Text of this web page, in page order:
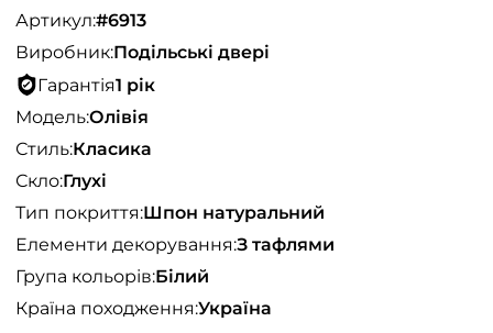
Артикул:#6913
Виробник:Подільські двері
Гарантія1 рік
Модель:Олівія
Стиль:Класика
Скло:Глухі
Тип покриття:Шпон натуральний
Елементи декорування:З тафлями
Група кольорів:Білий
Країна походження:Україна